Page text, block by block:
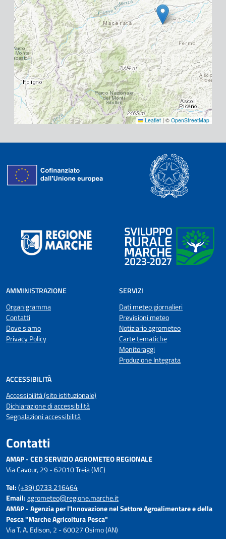
Leaflet | © OpenStreetMap
AMMINISTRAZIONE
Organigramma
Contatti
Dove siamo
Privacy Policy
SERVIZI
Dati meteo giornalieri
Previsioni meteo
Notiziario agrometeo
Carte tematiche
Monitoraggi
Produzione Integrata
ACCESSIBILITÀ
Accessibilità (sito istituzionale)
Dichiarazione di accessibilità
Segnalazioni accessibilità
Contatti
AMAP - CED SERVIZIO AGROMETEO REGIONALE
Via Cavour, 29 - 62010 Treia (MC)
Tel:(+39) 0733 216464
Email:agrometeo@regione.marche.it
AMAP - Agenzia per l'Innovazione nel Settore Agroalimentare e della
Pesca "Marche Agricoltura Pesca"
Via T. A. Edison, 2 - 60027 Osimo (AN)